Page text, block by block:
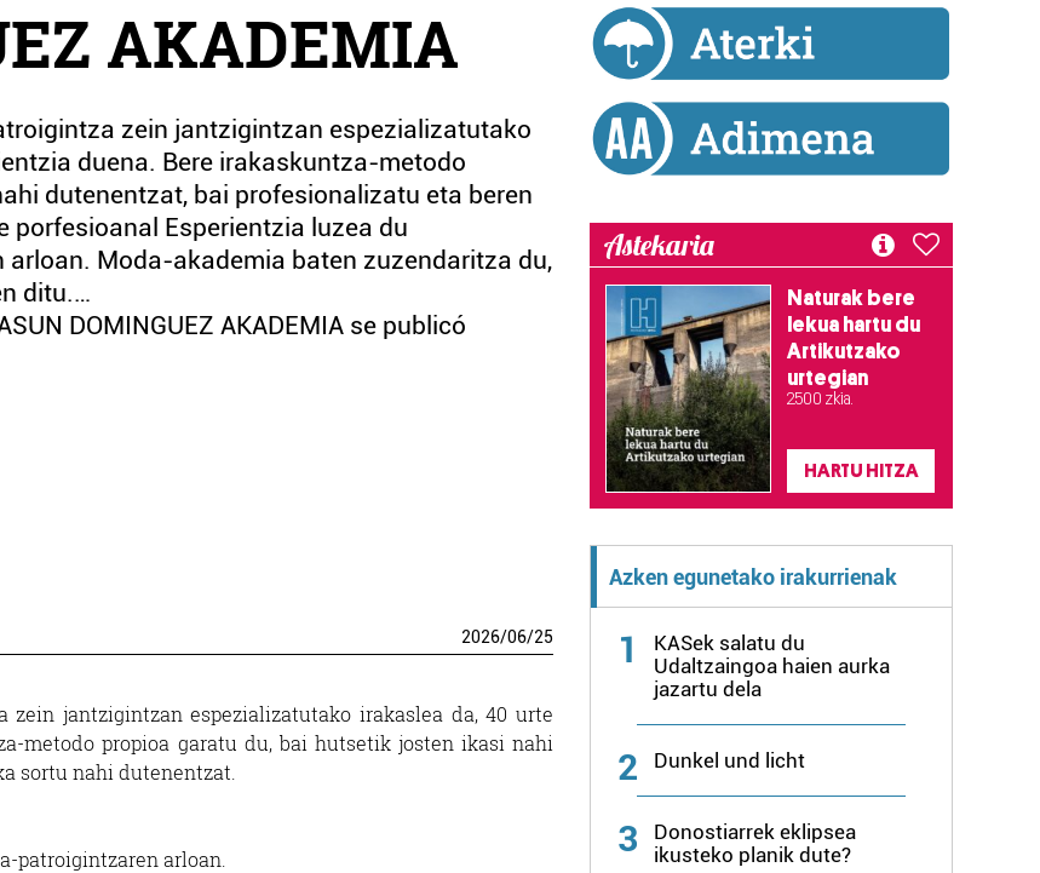
AKADEMIA
zein jantzigintzan espezializatutako
duena. Bere irakaskuntza-metodo
dutenentzat, bai profesionalizatu eta beren
Esperientzia luzea du
Moda-akademia baten zuzendaritza du,
ditu.…
DOMINGUEZ AKADEMIA se publicó
2026/06/25
jantzigintzan espezializatutako irakaslea da, 40 urte
metodo propioa garatu du, bai hutsetik josten ikasi nahi
sortu nahi dutenentzat.
patroigintzaren arloan.
Astekaria
Naturak bere
lekua hartu du
Artikutzako
urtegian
2.500 zkia.
HARTU HITZA
Azken egunetako irakurrienak
1
KASek salatu du
Udaltzaingoa haien aurka
jazartu dela
2 Dunkel und licht
3
Donostiarrek eklipsea
ikusteko planik dute?